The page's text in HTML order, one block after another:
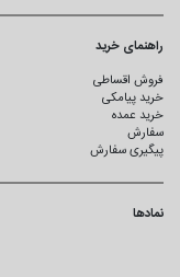
راهنمای خرید
فروش اقساطی
خرید پیامکی
خرید عمده
سفارش
پیگیری سفارش
نمادها